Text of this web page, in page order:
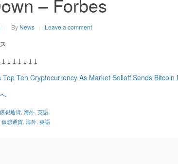
– Forbes
By News Leave a comment
Top Ten Cryptocurrency As Market Selloff Sends Bitcoin
仮想通貨 海外 英語
仮想通貨 海外 英語